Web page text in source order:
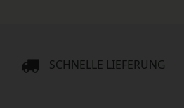
SCHNELLE LIEFERUNG